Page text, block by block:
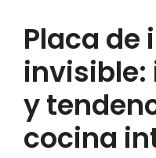
Placa de
y
cocina